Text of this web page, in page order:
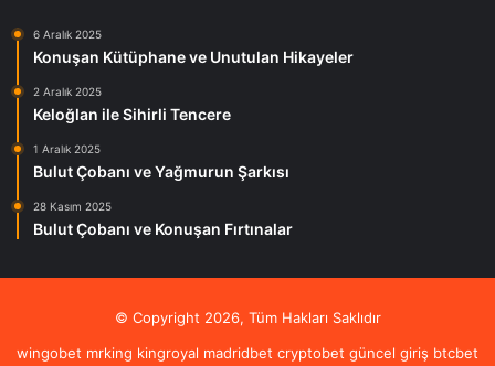
6 Aralık 2025
Konuşan Kütüphane ve Unutulan Hikayeler
2 Aralık 2025
Keloğlan ile Sihirli Tencere
1 Aralık 2025
Bulut Çobanı ve Yağmurun Şarkısı
28 Kasım 2025
Bulut Çobanı ve Konuşan Fırtınalar
© Copyright 2026, Tüm Hakları Saklıdır
wingobet mrking kingroyal madridbet cryptobet güncel giriş btcbet